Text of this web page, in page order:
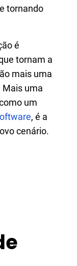
tornando
é
tornam a
mais uma
Mais uma
um
, é a
cenário.